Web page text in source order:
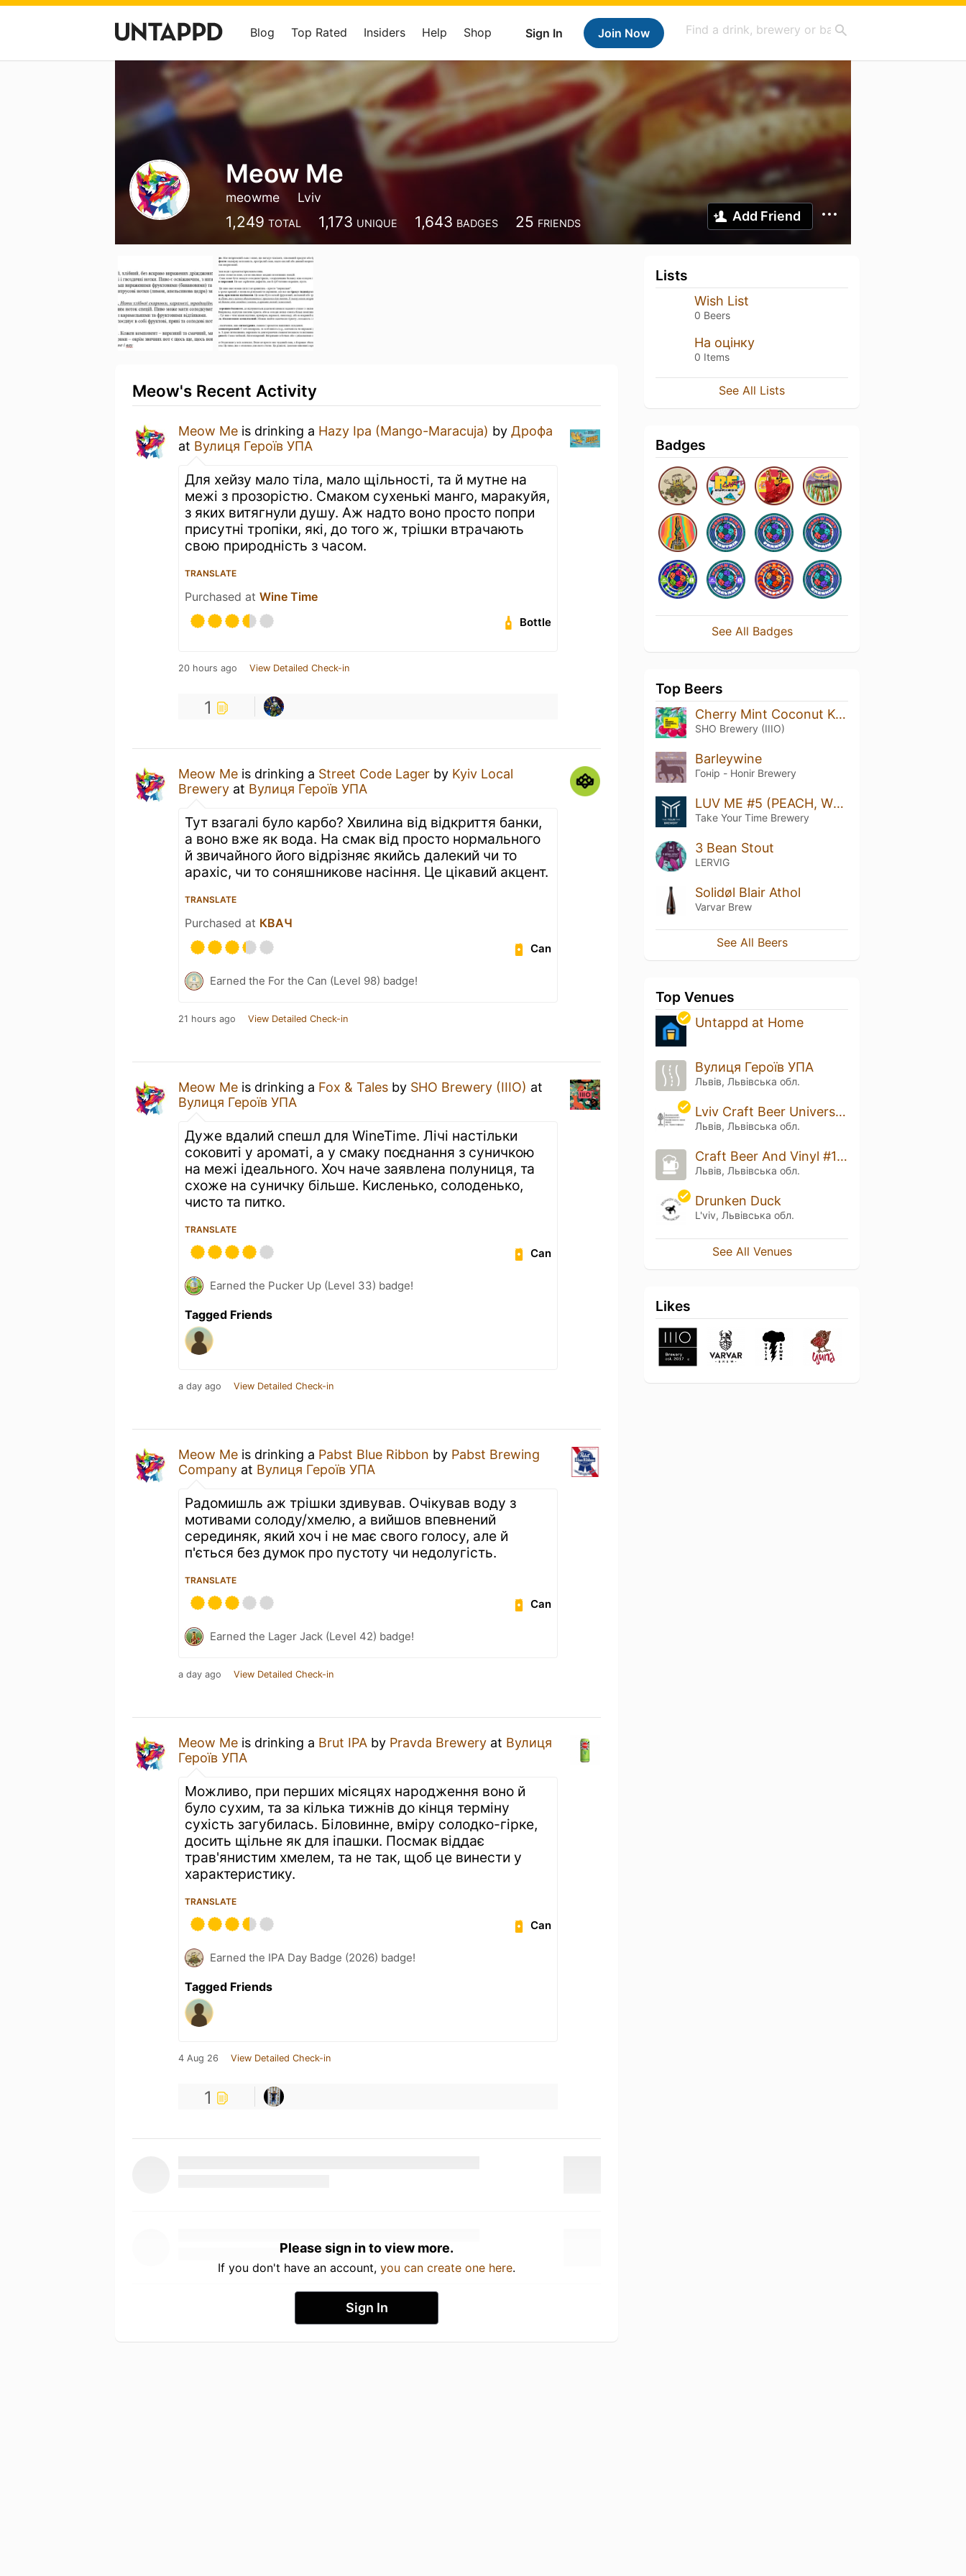
Sign In Join Now
Blog Top Rated Insiders Help Shop
Meow Me
meowme Lviv
1,249 TOTAL 1,173 UNIQUE 1,643 BADGES 25 FRIENDS Add Friend
Meow's Recent Activity
Meow Me is drinking a Hazy Ipa (Mango-Maracuja) by Дрофа
at Вулиця Героїв УПА
Для хейзу мало тіла, мало щільності, та й мутне на
межі з прозорістю. Смаком сухенькі манго, маракуйя,
з яких витягнули душу. Аж надто воно просто попри
присутні тропіки, які, до того ж, трішки втрачають
свою природність з часом.
TRANSLATE
Purchased at Wine Time
Bottle
20 hours ago View Detailed Check-in
1
Meow Me is drinking a Street Code Lager by Kyiv Local
Brewery at Вулиця Героїв УПА
Тут взагалі було карбо? Хвилина від відкриття банки,
а воно вже як вода. На смак від просто нормального
й звичайного його відрізняє якийсь далекий чи то
арахіс, чи то соняшникове насіння. Це цікавий акцент.
TRANSLATE
Purchased at КВАЧ
Can
Earned the For the Can (Level 98) badge!
21 hours ago View Detailed Check-in
Meow Me is drinking a Fox & Tales by SHO Brewery (IIIO) at
Вулиця Героїв УПА
Дуже вдалий спешл для WineTime. Лічі настільки
соковиті у ароматі, а у смаку поєднання з суничкою
на межі ідеального. Хоч наче заявлена полуниця, та
схоже на суничку більше. Кисленько, солоденько,
чисто та питко.
TRANSLATE
Can
Earned the Pucker Up (Level 33) badge!
Tagged Friends
a day ago View Detailed Check-in
Meow Me is drinking a Pabst Blue Ribbon by Pabst Brewing
Company at Вулиця Героїв УПА
Радомишль аж трішки здивував. Очікував воду з
мотивами солоду/хмелю, а вийшов впевнений
серединяк, який хоч і не має свого голосу, але й
п'ється без думок про пустоту чи недолугість.
TRANSLATE
Can
Earned the Lager Jack (Level 42) badge!
a day ago View Detailed Check-in
Meow Me is drinking a Brut IPA by Pravda Brewery at Вулиця
Героїв УПА
Можливо, при перших місяцях народження воно й
було сухим, та за кілька тижнів до кінця терміну
сухість загубилась. Біловинне, вміру солодко-гірке,
досить щільне як для іпашки. Посмак віддає
трав'янистим хмелем, та не так, щоб це винести у
характеристику.
TRANSLATE
Can
Earned the IPA Day Badge (2026) badge!
Tagged Friends
4 Aug 26 View Detailed Check-in
1
Please sign in to view more.
If you don't have an account, you can create one here.
Sign In
Lists
Wish List
0 Beers
На оцінку
0 Items
See All Lists
Badges
See All Badges
Top Beers
Cherry Mint Coconut Kysil
SHO Brewery (IIIO)
Barleywine
Гонір - Honir Brewery
LUV ME #5 (PEACH, WHITE CHERRY, GRAPEFRUIT)
Take Your Time Brewery
3 Bean Stout
LERVIG
Solidøl Blair Athol
Varvar Brew
See All Beers
Top Venues
Untappd at Home
Вулиця Героїв УПА
Львів, Львівська обл.
Lviv Craft Beer University of St. Christopher
Львів, Львівська обл.
Craft Beer And Vinyl #12 15-17/05
Львів, Львівська обл.
Drunken Duck
L'viv, Львівська обл.
See All Venues
Likes